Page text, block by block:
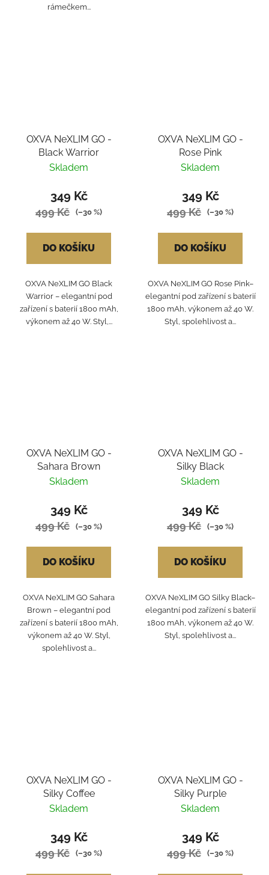
rámečkem...
OXVA NeXLIM GO -
Black Warrior
Skladem
349 Kč
499 Kč (–30 %)
DO KOŠÍKU
OXVA NeXLIM GO Black
Warrior – elegantní pod
zařízení s baterií 1800 mAh,
výkonem až 40 W. Styl,...
OXVA NeXLIM GO -
Rose Pink
Skladem
349 Kč
499 Kč (–30 %)
DO KOŠÍKU
OXVA NeXLIM GO Rose Pink–
elegantní pod zařízení s baterií
1800 mAh, výkonem až 40 W.
Styl, spolehlivost a...
OXVA NeXLIM GO -
Sahara Brown
Skladem
349 Kč
499 Kč (–30 %)
DO KOŠÍKU
OXVA NeXLIM GO Sahara
Brown – elegantní pod
zařízení s baterií 1800 mAh,
výkonem až 40 W. Styl,
spolehlivost a...
OXVA NeXLIM GO -
Silky Black
Skladem
349 Kč
499 Kč (–30 %)
DO KOŠÍKU
OXVA NeXLIM GO Silky Black–
elegantní pod zařízení s baterií
1800 mAh, výkonem až 40 W.
Styl, spolehlivost a...
OXVA NeXLIM GO -
Silky Coffee
Skladem
349 Kč
499 Kč (–30 %)
OXVA NeXLIM GO -
Silky Purple
Skladem
349 Kč
499 Kč (–30 %)